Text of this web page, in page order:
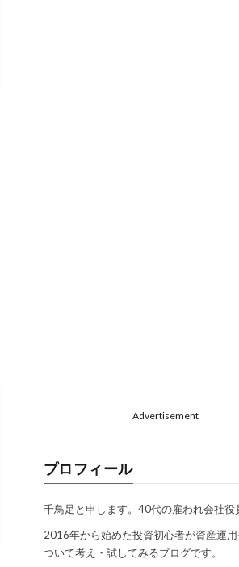
Advertisement
プロフィール
千鳥足と申します。40代の雇われ会社役
2016年から始めた投資初心者が資産運用
ついて考え・試してみるブログです。